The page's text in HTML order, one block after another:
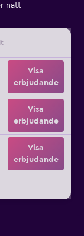
natt
Visa
erbjudande
Visa
erbjudande
Visa
erbjudande